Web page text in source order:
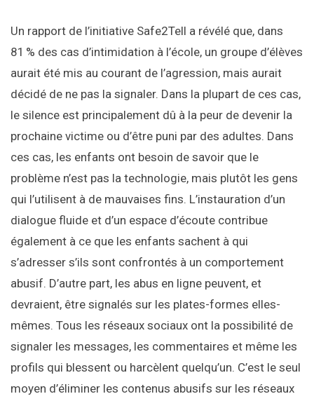
Un rapport de l’initiative Safe2Tell a révélé que, dans
81 % des cas d’intimidation à l’école, un groupe d’élèves
aurait été mis au courant de l’agression, mais aurait
décidé de ne pas la signaler. Dans la plupart de ces cas,
le silence est principalement dû à la peur de devenir la
prochaine victime ou d’être puni par des adultes. Dans
ces cas, les enfants ont besoin de savoir que le
problème n’est pas la technologie, mais plutôt les gens
qui l’utilisent à de mauvaises fins. L’instauration d’un
dialogue fluide et d’un espace d’écoute contribue
également à ce que les enfants sachent à qui
s’adresser s’ils sont confrontés à un comportement
abusif. D’autre part, les abus en ligne peuvent, et
devraient, être signalés sur les plates-formes elles-
mêmes. Tous les réseaux sociaux ont la possibilité de
signaler les messages, les commentaires et même les
profils qui blessent ou harcèlent quelqu’un. C’est le seul
moyen d’éliminer les contenus abusifs sur les réseaux